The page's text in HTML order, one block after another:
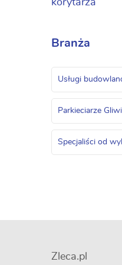
Branża
Usługi
Parkieciarze
Specjaliści od
Zleca.pl